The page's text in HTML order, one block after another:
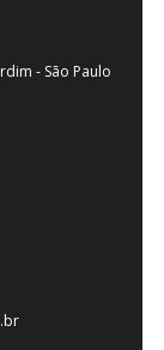
- São Paulo